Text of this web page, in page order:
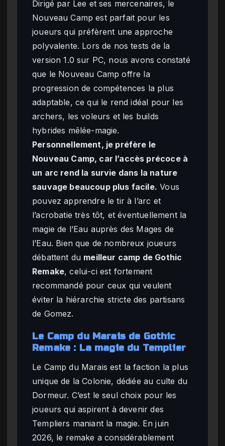
Dirigé par Lee et ses mercenaires, le
Nouveau Camp est parfait pour les
joueurs qui préfèrent une approche
polyvalente. Lors de nos tests de la
version 1.0 sur PC, nous avons constaté
que le Nouveau Camp offre la
progression de compétences la plus
adaptable, ce qui le rend idéal pour les
archers, les voleurs et les builds
hybrides mêlée-magie.
Personnellement, je préfère le
Nouveau Camp, car l’accès précoce à
un arc rend la survie dans la nature
sauvage beaucoup plus facile. Vous
pouvez apprendre le tir à l’arc et
l’acrobatie très tôt, et éventuellement la
magie de l’Eau auprès des Mages de
l’Eau. Bien que de nombreux joueurs
débattent du meilleur camp de Gothic
Remake, celui-ci est fortement
recommandé pour ceux qui veulent
éviter la hiérarchie stricte des partisans
de Gomez.
Le Camp du Marais de Gothic
Remake : La magie du Templier
Le Camp du Marais est la faction la plus
unique de la Colonie, dédiée au culte du
Dormeur. C’est le seul choix pour les
joueurs qui aspirent à devenir des
Templiers maniant la magie. En juin
2026, le remake a considérablement